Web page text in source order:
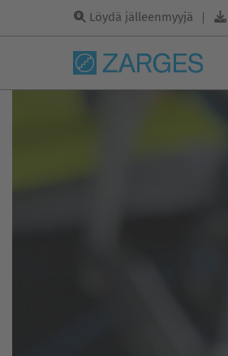
Löydä jälleenmyyjä